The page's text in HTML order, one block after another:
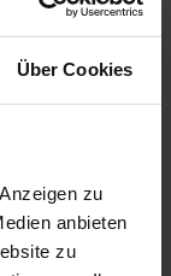
Über Cookies
zu
anbieten
zu
Sie
und